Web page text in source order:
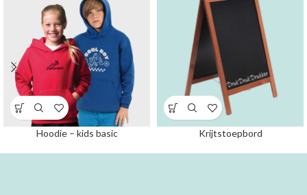
Hoodie – kids basic Krijtstoepbord